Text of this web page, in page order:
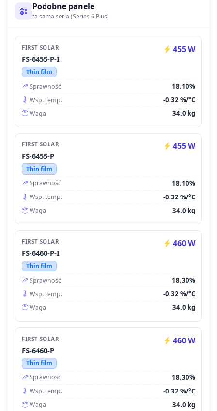
Podobne panele
ta sama seria (Series 6 Plus)
FIRST SOLAR 455 W
FS-6455-P-I
Thin film
Sprawność
18.10%
Wsp. temp. -0.32 %/°C
Waga 34.0 kg
FIRST SOLAR 455 W
FS-6455-P
Thin film
Sprawność
18.10%
Wsp. temp. -0.32 %/°C
Waga 34.0 kg
FIRST SOLAR 460 W
FS-6460-P-I
Thin film
Sprawność
18.30%
Wsp. temp. -0.32 %/°C
Waga 34.0 kg
FIRST SOLAR 460 W
FS-6460-P
Thin film
Sprawność
18.30%
Wsp. temp. -0.32 %/°C
Waga 34.0 kg